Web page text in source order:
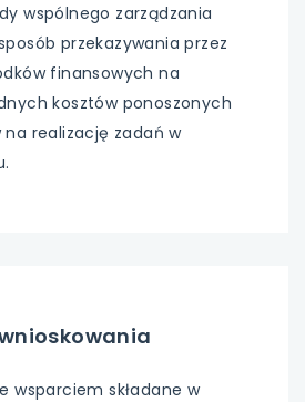
wspólnego zarządzania
przekazywania przez
finansowych na
kosztów ponoszonych
realizację zadań w
wsparciem składane w